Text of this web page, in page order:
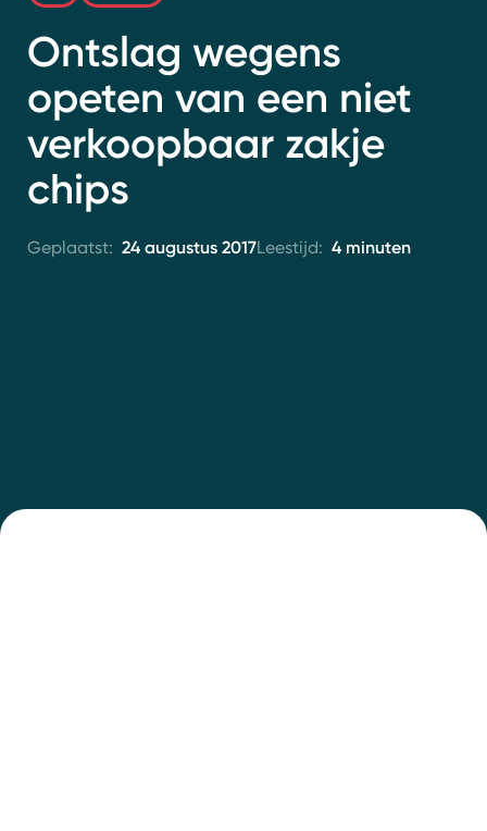
Ontslag wegens
opeten van een niet
verkoopbaar zakje
chips
Geplaatst: 24 augustus 2017Leestijd: 4 minuten